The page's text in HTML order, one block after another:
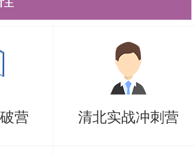
盖学校教务处公章或成
容基本一致但格式不同
营 清北实战冲刺营